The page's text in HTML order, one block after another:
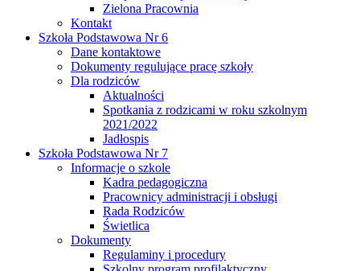
Zielona Pracownia
Kontakt
Szkoła Podstawowa Nr 6
Dane kontaktowe
Dokumenty regulujące pracę szkoły
Dla rodziców
Aktualności
Spotkania z rodzicami w roku szkolnym
2021/2022
Jadłospis
Szkoła Podstawowa Nr 7
Informacje o szkole
Kadra pedagogiczna
Pracownicy administracji i obsługi
Rada Rodziców
Świetlica
Dokumenty
Regulaminy i procedury